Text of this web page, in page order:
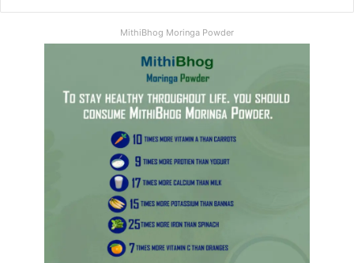
MithiBhog Moringa Powder